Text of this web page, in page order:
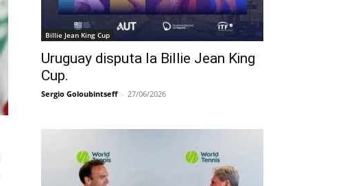
Billie Jean King Cup
Uruguay disputa la Billie Jean King
Cup.
Sergio Goloubintseff - 27/06/2026